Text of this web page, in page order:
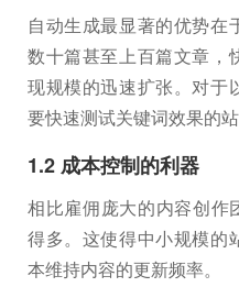
自动生成最显著的优势在
数十篇甚至上百篇文章，
现规模的迅速扩张。对于
要快速测试关键词效果的
1.2 成本控制的利器
相比雇佣庞大的内容创作
得多。这使得中小规模的
本维持内容的更新频率。